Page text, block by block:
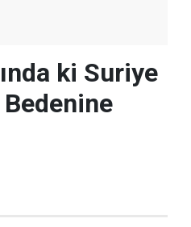
ki Suriye